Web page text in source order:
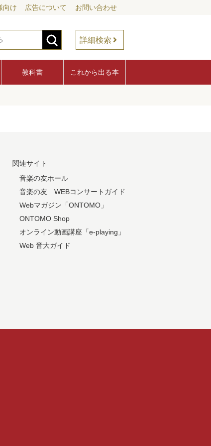
向け 広告について お問い合わせ
詳細検索
教科書 これから出る本
関連サイト
音楽の友ホール
音楽の友 WEBコンサートガイド
Webマガジン「ONTOMO」
ONTOMO Shop
オンライン動画講座「e-playing」
Web 音大ガイド